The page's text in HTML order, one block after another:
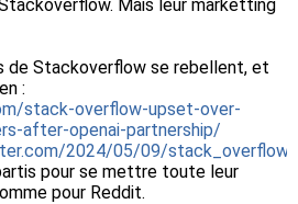
Mais leur marketting
de Stackoverflow se rebellent, et
:
stack-overflow-upset-over-
after-openai-partnership/
2024/05/09/
pour se mettre toute leur
pour Reddit.